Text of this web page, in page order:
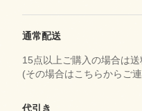
通常配送
15点以上ご購入の場合は
(その場合はこちらからご
代引き